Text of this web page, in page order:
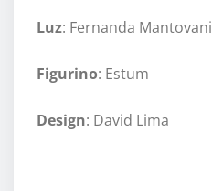
Luz: Fernanda Mantovani
Figurino: Estum
Design: David Lima